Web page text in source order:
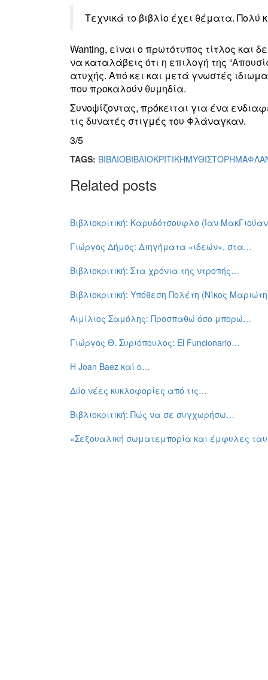
Τεχνικά το βιβλίο έχει θέματα.
Wanting, είναι ο πρωτότυπος τίτλος και
να καταλάβεις ότι η επιλογή της
ατυχής. Από κει και μετά γνωστές
που προκαλούν θυμηδία.
Συνοψίζοντας, πρόκειται για ένα
τις δυνατές στιγμές του Φλάναγκαν.
3/5
TAGS: ΒΙΒΛΙΟΒΙΒΛΙΟΚΡΙΤΙΚΗΜΥΘΙΣΤΟΡΗΜΑ
Related posts
Βιβλιοκριτική: Καρυδότσουφλο (Ίαν
Γιώργος Δήμος: Διηγήματα «ιδεών», στα…
Βιβλιοκριτική: Στα χρόνια της ντροπής…
Βιβλιοκριτική: Υπόθεση Πολέτη (Νίκος
Αιμίλιος Σαμόλης: Προσπαθώ όσο μπορώ…
Γιώργος Θ. Συριόπουλος: El Funcionario…
Η Joan Baez καί ο…
Δύο νέες κυκλοφορίες από τις…
Βιβλιοκριτική: Πώς να σε συγχωρήσω…
«Σεξουαλική σωματεμπορία και έμφυλες